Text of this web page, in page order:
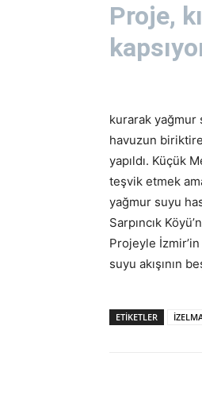
Proje,
kurarak yağmur
havuzun
yapıldı. Küçük
teşvik etmek
yağmur suyu
Sarpıncık
Projeyle
suyu akışının
ETİKETLER